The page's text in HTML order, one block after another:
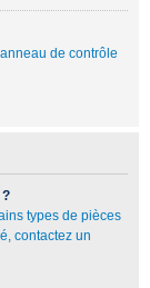
de contrôle
types de pièces
contactez un